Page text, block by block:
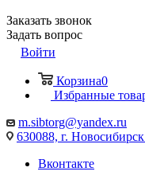
Заказать звонок
Задать вопрос
Войти
Корзина0
Избранные
m.sibtorg@yandex.ru
630088, г.
Вконтакте